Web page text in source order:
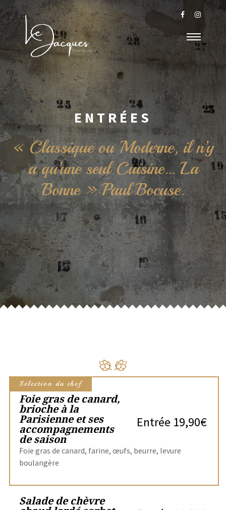
ENTRÉES
« Classique ou Moderne, il n’y
a qu’une seul Cuisine… La
Bonne » Paul Bocuse.
Sélection du chef
Foie gras de canard,
brioche à la
Parisienne et ses
accompagnements
de saison
Entrée 19,90€
Foie gras de canard, farine, œufs, beurre, levure
boulangère
Salade de chèvre